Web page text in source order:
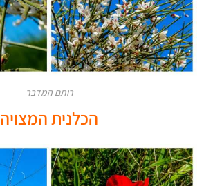
רותם המדבר
הכלנית המצויה